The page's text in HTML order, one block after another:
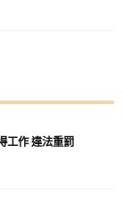
工作 違法重罰